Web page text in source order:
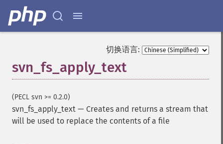
切换语言:
svn_fs_apply_text
(PECL svn >= 0.2.0)
svn_fs_apply_text — Creates and returns a stream that
will be used to replace the contents of a file